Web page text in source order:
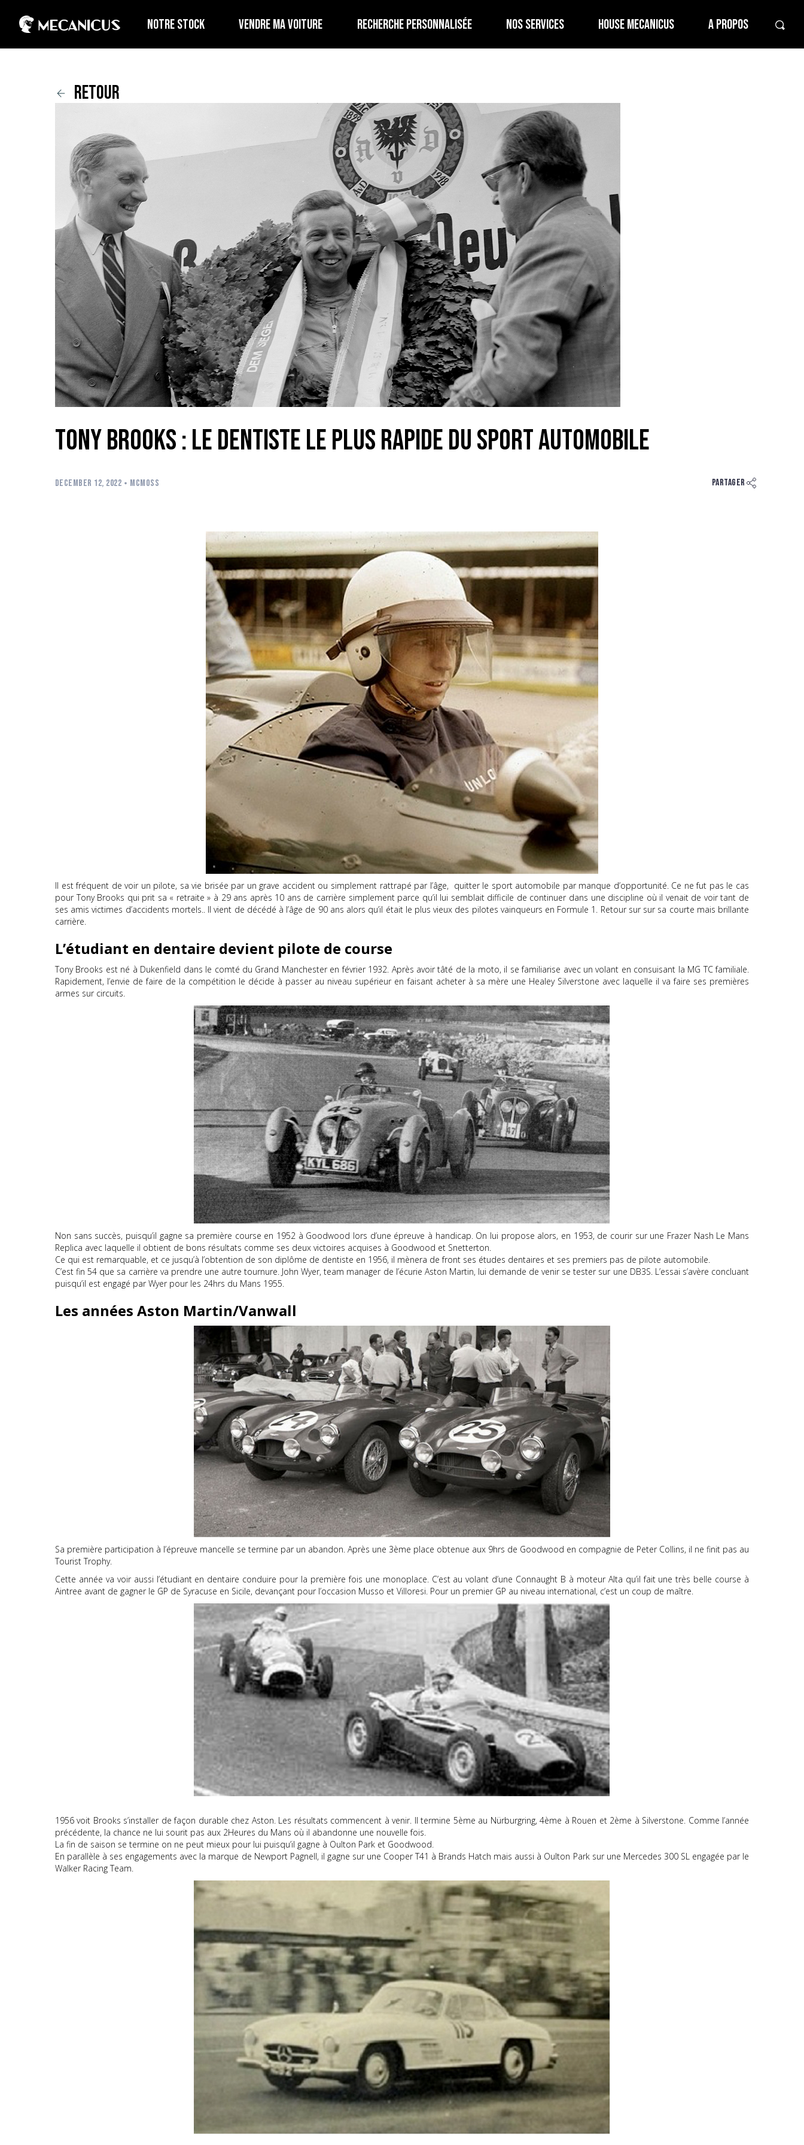
NOTRE STOCK VENDRE MA VOITURE RECHERCHE PERSONNALISÉE NOS SERVICES HOUSE MECANICUS A PROPOS
retour
Tony Brooks : le dentiste le plus rapide du sport automobile
DECEMBER 12, 2022 MCMOSS Partager
Il est fréquent de voir un pilote, sa vie brisée par un grave accident ou simplement rattrapé par l’âge, quitter le sport automobile par manque d’opportunité. Ce ne fut pas le cas
pour Tony Brooks qui prit sa « retraite » à 29 ans après 10 ans de carrière simplement parce qu’il lui semblait difficile de continuer dans une discipline où il venait de voir tant de
ses amis victimes d’accidents mortels.. Il vient de décédé à l’âge de 90 ans alors qu’il était le plus vieux des pilotes vainqueurs en Formule 1. Retour sur sur sa courte mais brillante
carrière.
L’étudiant en dentaire devient pilote de course
Tony Brooks est né à Dukenfield dans le comté du Grand Manchester en février 1932. Après avoir tâté de la moto, il se familiarise avec un volant en consuisant la MG TC familiale.
Rapidement, l’envie de faire de la compétition le décide à passer au niveau supérieur en faisant acheter à sa mère une Healey Silverstone avec laquelle il va faire ses premières
armes sur circuits.
Non sans succès, puisqu’il gagne sa première course en 1952 à Goodwood lors d’une épreuve à handicap. On lui propose alors, en 1953, de courir sur une Frazer Nash Le Mans
Replica avec laquelle il obtient de bons résultats comme ses deux victoires acquises à Goodwood et Snetterton.
Ce qui est remarquable, et ce jusqu’à l’obtention de son diplôme de dentiste en 1956, il mènera de front ses études dentaires et ses premiers pas de pilote automobile.
C’est fin 54 que sa carrière va prendre une autre tournure. John Wyer, team manager de l’écurie Aston Martin, lui demande de venir se tester sur une DB3S. L’essai s’avère concluant
puisqu’il est engagé par Wyer pour les 24hrs du Mans 1955.
Les années Aston Martin/Vanwall
Sa première participation à l’épreuve mancelle se termine par un abandon. Après une 3ème place obtenue aux 9hrs de Goodwood en compagnie de Peter Collins, il ne finit pas au
Tourist Trophy.
Cette année va voir aussi l’étudiant en dentaire conduire pour la première fois une monoplace. C’est au volant d’une Connaught B à moteur Alta qu’il fait une très belle course à
Aintree avant de gagner le GP de Syracuse en Sicile, devançant pour l’occasion Musso et Villoresi. Pour un premier GP au niveau international, c’est un coup de maître.
1956 voit Brooks s’installer de façon durable chez Aston. Les résultats commencent à venir. Il termine 5ème au Nürburgring, 4ème à Rouen et 2ème à Silverstone. Comme l’année
précédente, la chance ne lui sourit pas aux 2Heures du Mans où il abandonne une nouvelle fois.
La fin de saison se termine on ne peut mieux pour lui puisqu’il gagne à Oulton Park et Goodwood.
En parallèle à ses engagements avec la marque de Newport Pagnell, il gagne sur une Cooper T41 à Brands Hatch mais aussi à Oulton Park sur une Mercedes 300 SL engagée par le
Walker Racing Team.